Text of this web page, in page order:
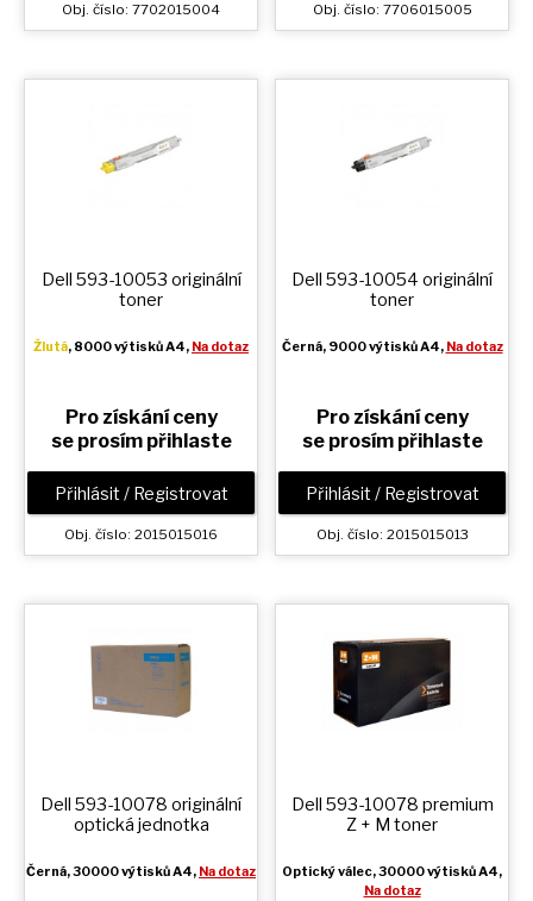
Obj. číslo: 7702015004 Obj. číslo: 7706015005
Dell 593-10053 originální
toner
Žlutá, 8000 výtisků A4, Na dotaz
Pro získání ceny
se prosím přihlaste
Přihlásit / Registrovat
Obj. číslo: 2015015016
Dell 593-10054 originální
toner
Černá, 9000 výtisků A4, Na dotaz
Pro získání ceny
se prosím přihlaste
Přihlásit / Registrovat
Obj. číslo: 2015015013
Dell 593-10078 originální
optická jednotka
Černá, 30000 výtisků A4, Na dotaz
Dell 593-10078 premium
Z + M toner
Optický válec, 30000 výtisků A4,
Na dotaz